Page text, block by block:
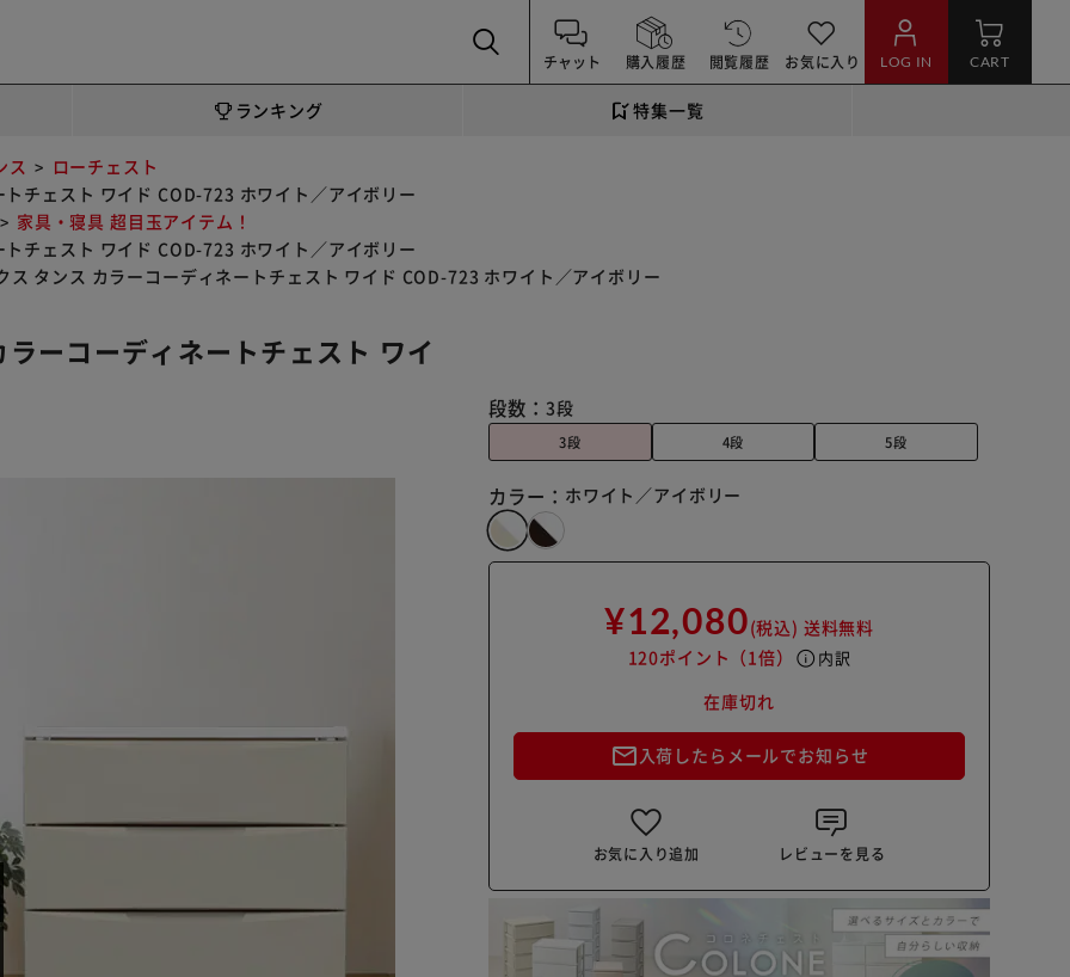
チャット 購入履歴 閲覧履歴 お気に入り LOG IN CART
ランキング 特集一覧
ス
ローチェスト
チェスト ワイド COD-723 ホワイト／アイボリー
家具・寝具 超目玉アイテム！
チェスト ワイド COD-723 ホワイト／アイボリー
ス タンス カラーコーディネートチェスト ワイド COD-723 ホワイト／アイボリー
ーコーディネートチェスト ワイ
段数： 3段
3段 4段 5段
カラー： ホワイト／アイボリー
¥12,080(税込) 送料無料
120ポイント （1倍） info 内訳
在庫切れ
mail_outline 入荷したらメールでお知らせ
お気に入り追加 レビューを見る